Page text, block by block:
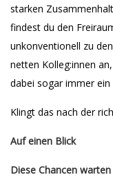
starken
findest du den
unkonventionell zu
netten Kolleg:innen
dabei sogar immer ein
Klingt das nach der
Auf einen Blick
Diese Chancen